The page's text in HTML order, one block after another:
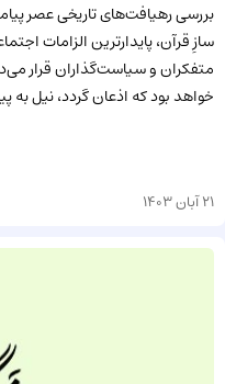
بررسی رهیافت‌های تاریخی عصر
سازِ قرآن، پایدارترین الزامات
متفکران و سیاست‌گذاران قرار
خواهد بود که اذعان گردد، نیل
21 آبان 1403